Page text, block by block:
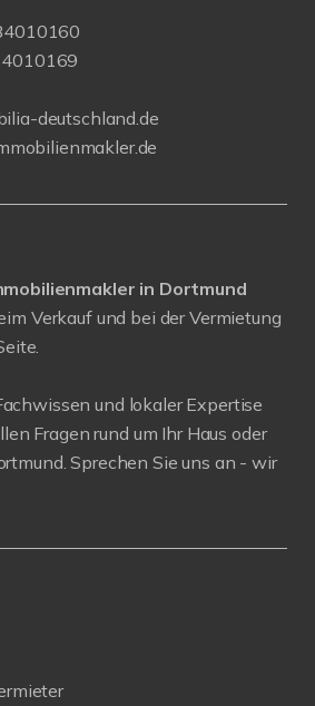
deutschland.de
in Dortmund
Verkauf und bei der Vermietung
und lokaler Expertise
Fragen rund um Ihr Haus oder
Sprechen Sie uns an - wir